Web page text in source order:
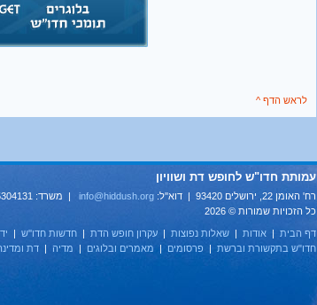
לראש הדף ^
עמותת חדו"ש לחופש דת ושוויון
רח' האומן 22, ירושלים 93420 | דוא''ל: info@hiddush.org | משרד: 077-5304131
כל הזכויות שמורות © 2026
דף הבית | אודות | שאלות נפוצות | עקרון חופש הדת | חדשות חדו''ש |
חדו"ש בתקשורת וברשת | פרסומים | מאמרים ובלוגים | מדיה | דת